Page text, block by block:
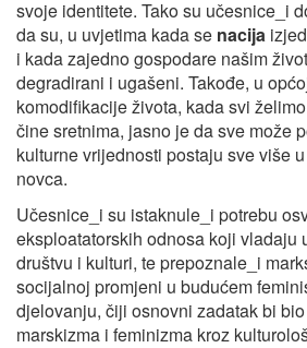
svoje identitete. Tako su učesnice_i
da su, u uvjetima kada se nacija
i kada zajedno gospodare našim
degradirani i ugašeni. Takođe, u
komodifikacije života, kada svi
čine sretnima, jasno je da sve može
kulturne vrijednosti postaju sve više
novca.
Učesnice_i su istaknule_i potrebu
eksploatatorskih odnosa koji vladaju
društvu i kulturi, te prepoznale_i
socijalnoj promjeni u budućem
djelovanju, čiji osnovni zadatak bi
marskizma i feminizma kroz